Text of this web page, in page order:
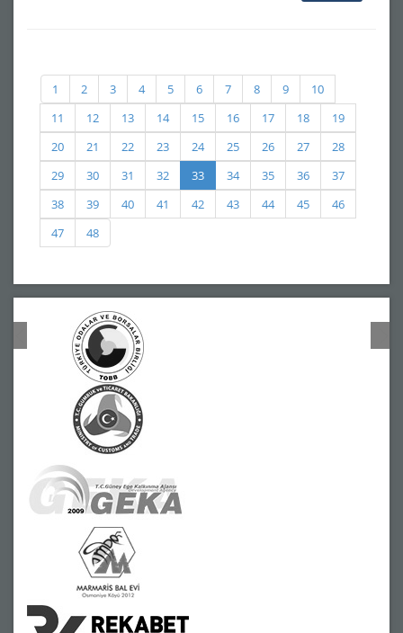
1 2 3 4 5 6 7 8 9
10
11
12 13 14 15 16 17 18
19
20
21 22 23 24 25 26 27
28
29
30 31 32 33 34 35 36
37
38
39 40 41 42 43 44 45
46
47
48